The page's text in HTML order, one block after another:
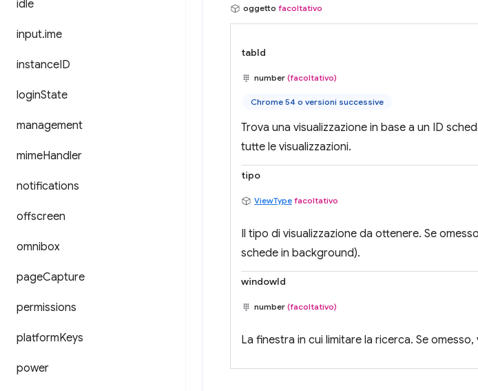
idle
input.ime
instanceID
loginState
management
mimeHandler
notifications
offscreen
omnibox
pageCapture
permissions
platformKeys
power
oggetto facoltativo
tabId
number (facoltativo)
Chrome 54 o versioni successive
Trova una visualizzazione in base a un ID
tutte le visualizzazioni.
tipo
ViewType facoltativo
Il tipo di visualizzazione da ottenere. Se
schede in background).
windowId
number (facoltativo)
La finestra in cui limitare la ricerca. Se